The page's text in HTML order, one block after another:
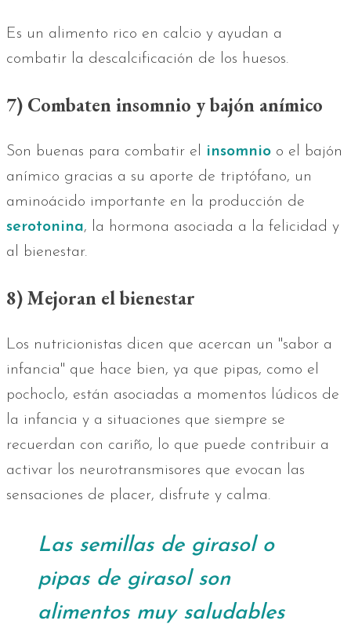
Es un alimento rico en calcio y ayudan a
combatir la descalcificación de los huesos.
7) Combaten insomnio y bajón anímico
Son buenas para combatir el insomnio o el bajón
anímico gracias a su aporte de triptófano, un
aminoácido importante en la producción de
serotonina, la hormona asociada a la felicidad y
al bienestar.
8) Mejoran el bienestar
Los nutricionistas dicen que acercan un "sabor a
infancia" que hace bien, ya que pipas, como el
pochoclo, están asociadas a momentos lúdicos de
la infancia y a situaciones que siempre se
recuerdan con cariño, lo que puede contribuir a
activar los neurotransmisores que evocan las
sensaciones de placer, disfrute y calma.
Las semillas de girasol o
pipas de girasol son
alimentos muy saludables